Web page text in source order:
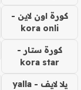
كورة اون لاين -
kora onli
كورة ستار -
kora star
يلا لايف - yalla